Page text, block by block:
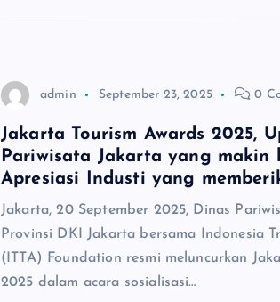
admin September 23, 2025 0
Jakarta Tourism Awards 2025,
Pariwisata Jakarta yang makin
Apresiasi Industi yang
Jakarta, 20 September 2025, Dinas
Provinsi DKI Jakarta bersama Indonesia
(ITTA) Foundation resmi meluncurkan
2025 dalam acara sosialisasi…